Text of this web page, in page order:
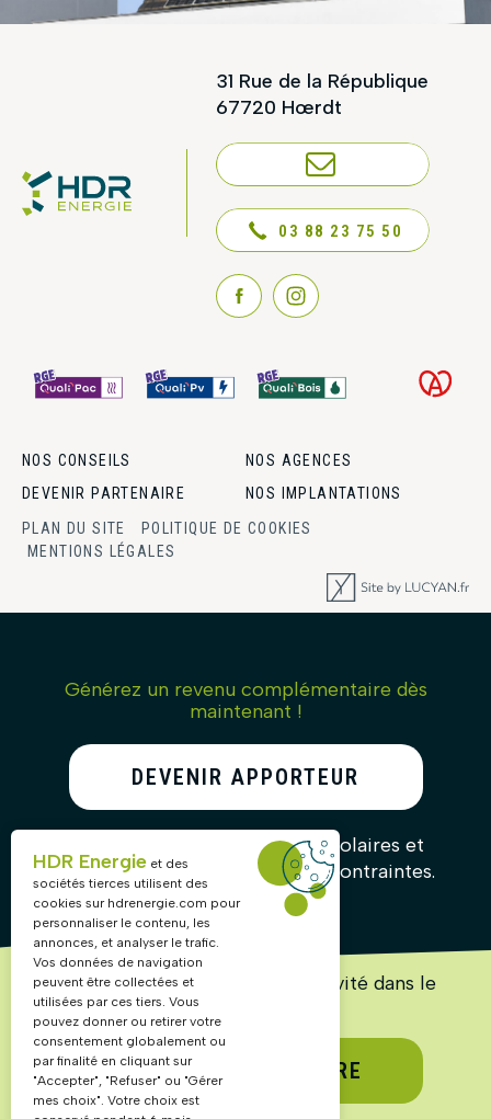
31 Rue de la République
67720 Hœrdt
NOUS CONTACTER
03 88 23 75 50
NOS CONSEILS
NOS AGENCES
DEVENIR PARTENAIRE
NOS IMPLANTATIONS
PLAN DU SITE
POLITIQUE DE COOKIES
MENTIONS LÉGALES
Générez un revenu complémentaire dès
maintenant !
DEVENIR APPORTEUR
D’AFFAIRES
Recommandez nos solutions solaires et
gagnez des commissions sans contraintes.
Lancez ou accélérez votre activité dans le
DEVENIR PARTENAIRE
HDR Energie et des
sociétés tierces utilisent des
cookies sur hdrenergie.com pour
personnaliser le contenu, les
annonces, et analyser le trafic.
Vos données de navigation
peuvent être collectées et
utilisées par ces tiers. Vous
pouvez donner ou retirer votre
consentement globalement ou
par finalité en cliquant sur
"Accepter", "Refuser" ou "Gérer
mes choix". Votre choix est